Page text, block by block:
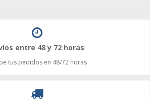
entre 48 y 72 horas
tus pedidos en 48/72 horas